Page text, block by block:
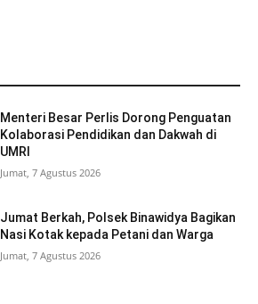
Menteri Besar Perlis Dorong Penguatan
Kolaborasi Pendidikan dan Dakwah di
UMRI
Jumat, 7 Agustus 2026
Jumat Berkah, Polsek Binawidya Bagikan
Nasi Kotak kepada Petani dan Warga
Jumat, 7 Agustus 2026